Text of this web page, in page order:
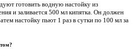
готовить водную настойку из
и заливается 500 мл кипятка. Он должен
настойку пьют 1 раз в сутки по 100 мл за